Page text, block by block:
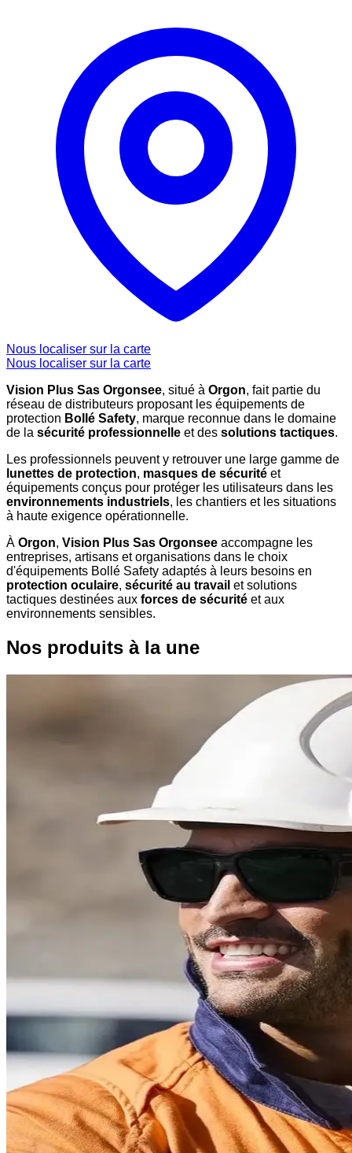
Nous localiser sur la carte
Nous localiser sur la carte
Vision Plus Sas Orgonsee, situé à Orgon, fait partie du
réseau de distributeurs proposant les équipements de
protection Bollé Safety, marque reconnue dans le domaine
de la sécurité professionnelle et des solutions tactiques.
Les professionnels peuvent y retrouver une large gamme de
lunettes de protection, masques de sécurité et
équipements conçus pour protéger les utilisateurs dans les
environnements industriels, les chantiers et les situations
à haute exigence opérationnelle.
À Orgon, Vision Plus Sas Orgonsee accompagne les
entreprises, artisans et organisations dans le choix
d'équipements Bollé Safety adaptés à leurs besoins en
protection oculaire, sécurité au travail et solutions
tactiques destinées aux forces de sécurité et aux
environnements sensibles.
Nos produits à la une